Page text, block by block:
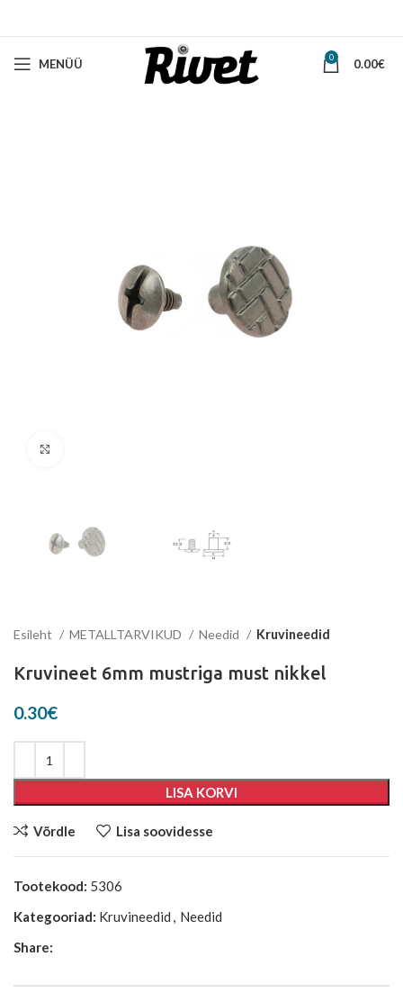
MENÜÜ 0 0.00€
Esileht METALLTARVIKUD Needid Kruvineedid
Kruvineet 6mm mustriga must nikkel
0.30€
LISA KORVI
Võrdle Lisa soovidesse
Tootekood: 5306
Kategooriad: Kruvineedid , Needid
Share: